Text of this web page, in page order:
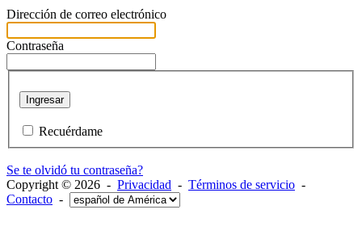
Dirección de correo electrónico
Contraseña
Ingresar
Recuérdame
Se te olvidó tu contraseña?
Copyright © 2026 - Privacidad - Términos de servicio -
Contacto -